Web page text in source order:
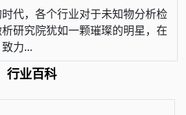
代，各个行业对于未知物分析检
研究院犹如一颗璀璨的明星，在
力...
行业百科